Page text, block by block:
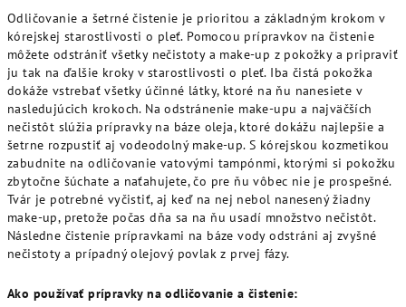
a
c
i
e
p
r
v
k
y
v
ý
p
s
a
n
i
e
Odličovanie a šetrné čistenie je prioritou a základným krokom v
kórejskej starostlivosti o pleť. Pomocou prípravkov na čistenie
môžete odstrániť všetky nečistoty a make-up z pokožky a pripraviť
ju tak na ďalšie kroky v starostlivosti o pleť. Iba čistá pokožka
dokáže vstrebať všetky účinné látky, ktoré na ňu nanesiete v
nasledujúcich krokoch. Na odstránenie make-upu a najväčších
nečistôt slúžia prípravky na báze oleja, ktoré dokážu najlepšie a
šetrne rozpustiť aj vodeodolný make-up. S kórejskou kozmetikou
zabudnite na odličovanie vatovými tampónmi, ktorými si pokožku
zbytočne šúchate a naťahujete, čo pre ňu vôbec nie je prospešné.
Tvár je potrebné vyčistiť, aj keď na nej nebol nanesený žiadny
make-up, pretože počas dňa sa na ňu usadí množstvo nečistôt.
Následne čistenie prípravkami na báze vody odstráni aj zvyšné
nečistoty a prípadný olejový povlak z prvej fázy.
Ako používať prípravky na odličovanie a čistenie: